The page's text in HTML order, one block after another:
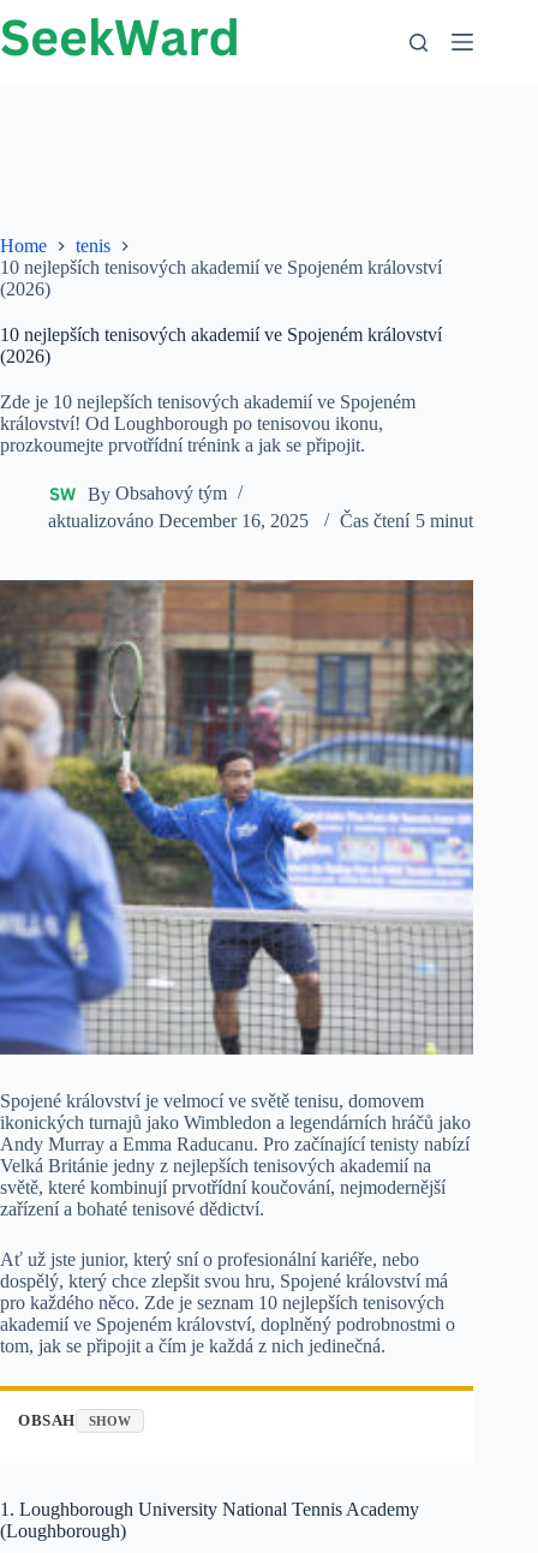
na
obsah
Home
tenis
10 nejlepších tenisových akademií ve Spojeném království
(2026)
10 nejlepších tenisových akademií ve Spojeném království
(2026)
Zde je 10 nejlepších tenisových akademií ve Spojeném
království! Od Loughborough po tenisovou ikonu,
prozkoumejte prvotřídní trénink a jak se připojit.
By Obsahový tým
aktualizováno December 16, 2025 Čas čtení 5 minut
Spojené království je velmocí ve světě tenisu, domovem
ikonických turnajů jako Wimbledon a legendárních hráčů jako
Andy Murray a Emma Raducanu. Pro začínající tenisty nabízí
Velká Británie jedny z nejlepších tenisových akademií na
světě, které kombinují prvotřídní koučování, nejmodernější
zařízení a bohaté tenisové dědictví.
Ať už jste junior, který sní o profesionální kariéře, nebo
dospělý, který chce zlepšit svou hru, Spojené království má
pro každého něco. Zde je seznam 10 nejlepších tenisových
akademií ve Spojeném království, doplněný podrobnostmi o
tom, jak se připojit a čím je každá z nich jedinečná.
OBSAH SHOW
1. Loughborough University National Tennis Academy
(Loughborough)